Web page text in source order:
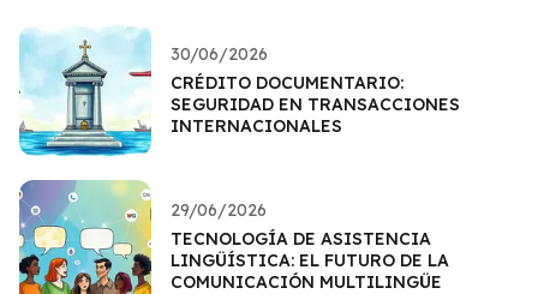
30/06/2026
CRÉDITO DOCUMENTARIO:
SEGURIDAD EN TRANSACCIONES
INTERNACIONALES
29/06/2026
TECNOLOGÍA DE ASISTENCIA
LINGÜÍSTICA: EL FUTURO DE LA
COMUNICACIÓN MULTILINGÜE